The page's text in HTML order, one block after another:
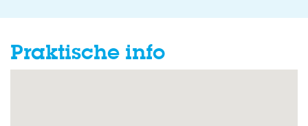
Praktische info